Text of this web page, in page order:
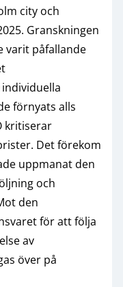
city och
Granskningen
varit påfallande
förnyats alls
kritiserar
Det förekom
uppmanat den
och
den
för att följa
av
över på